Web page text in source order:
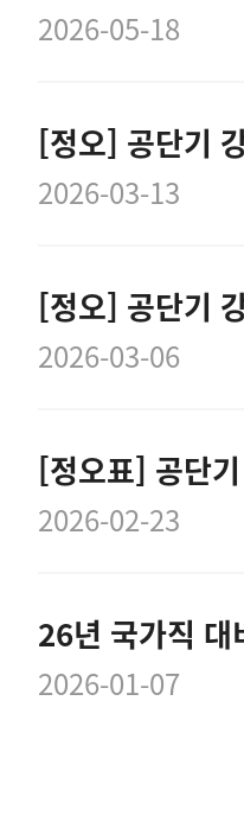
2026-05-18
[정오] 공단기
2026-03-13
[정오] 공단기
2026-03-06
2026-02-23
26년 국가직 대
2026-01-07